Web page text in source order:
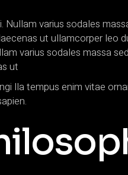
varius sodales
ut ullamcorper leo
varius sodales massa
ut
lla tempus enim vitae